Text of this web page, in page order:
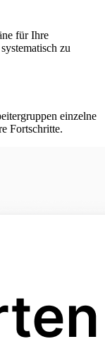
für Ihre
zu
einzelne
Fortschritte.